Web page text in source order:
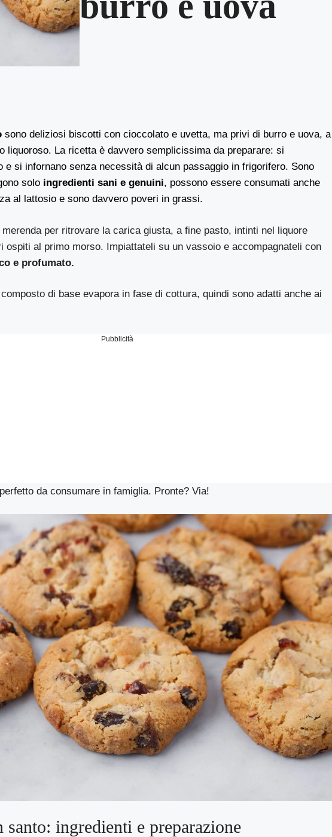
sono deliziosi biscotti con cioccolato e uvetta, ma privi di burro e uova, a
liquoroso. La ricetta è davvero semplicissima da preparare: si
e si infornano senza necessità di alcun passaggio in frigorifero. Sono
solo ingredienti sani e genuini, possono essere consumati anche
al lattosio e sono davvero poveri in grassi.
per ritrovare la carica giusta, a fine pasto, intinti nel liquore
ospiti al primo morso. Impiattateli su un vassoio e accompagnateli con
e profumato.
composto di base evapora in fase di cottura, quindi sono adatti anche ai
Pubblicità
da consumare in famiglia. Pronte? Via!
ingredienti e preparazione